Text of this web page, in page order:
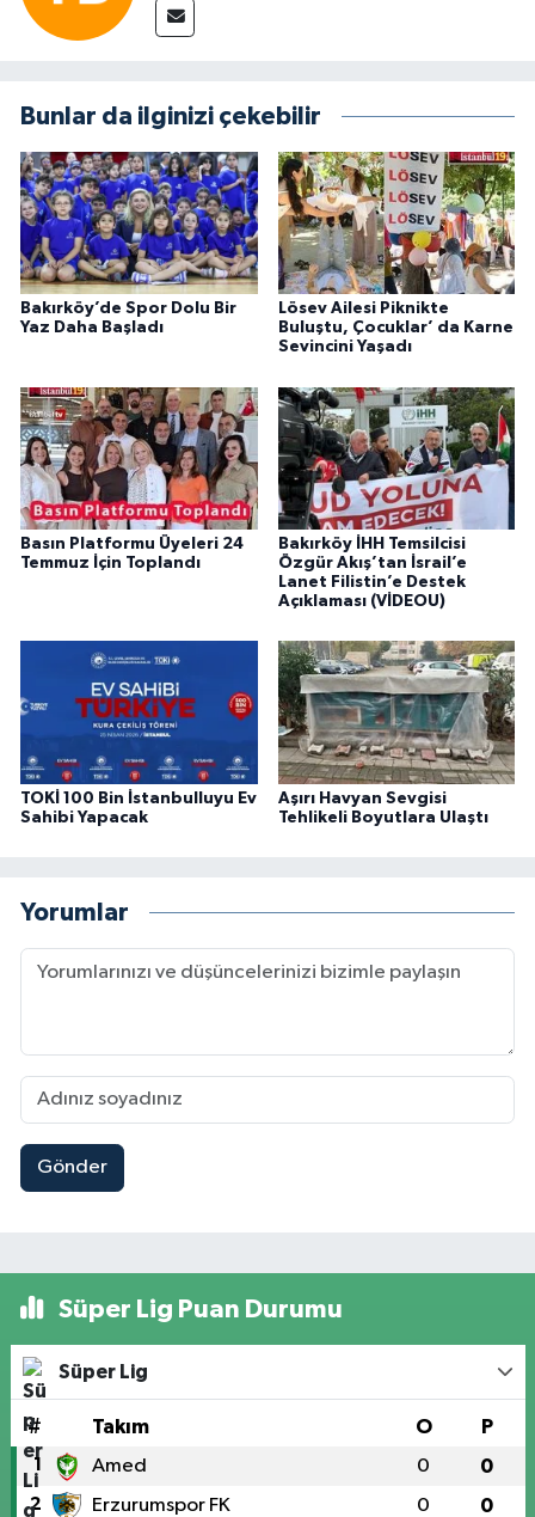
Bunlar da ilginizi çekebilir
Bakırköy’de Spor Dolu Bir
Yaz Daha Başladı
Lösev Ailesi Piknikte
Buluştu, Çocuklar’ da Karne
Sevincini Yaşadı
Basın Platformu Üyeleri 24
Temmuz İçin Toplandı
Bakırköy İHH Temsilcisi
Özgür Akış’tan İsrail’e
Lanet Filistin’e Destek
Açıklaması (VİDEOU)
TOKİ 100 Bin İstanbulluyu Ev
Sahibi Yapacak
Aşırı Havyan Sevgisi
Tehlikeli Boyutlara Ulaştı
Yorumlar
Gönder
Süper Lig Puan Durumu
Süper Lig
# Takım O P
1 Amed 0 0
2 Erzurumspor FK 0 0